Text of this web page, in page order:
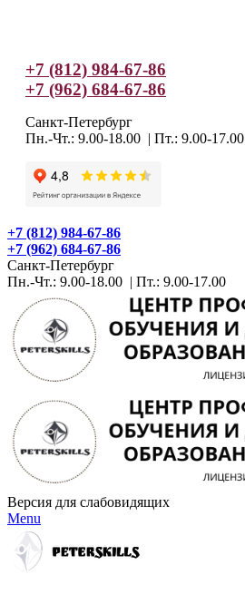
+7 (812) 984-67-86
+7 (962) 684-67-86
Санкт-Петербург
Пн.-Чт.: 9.00-18.00 | Пт.: 9.00-17.00
+7 (812) 984-67-86
+7 (962) 684-67-86
Санкт-Петербург
Пн.-Чт.: 9.00-18.00 | Пт.: 9.00-17.00
Версия для слабовидящих
Menu